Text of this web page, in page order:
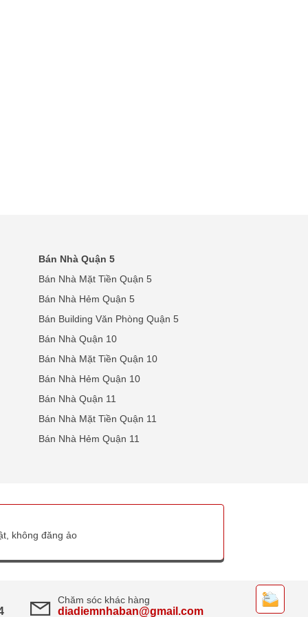
Bán Nhà Quận 5
Bán Nhà Mặt Tiền Quận 5
Bán Nhà Hẻm Quận 5
Bán Building Văn Phòng Quận 5
Bán Nhà Quận 10
Bán Nhà Mặt Tiền Quận 10
Bán Nhà Hẻm Quận 10
Bán Nhà Quận 11
Bán Nhà Mặt Tiền Quận 11
Bán Nhà Hẻm Quận 11
không đăng ảo
Chăm sóc khác hàng
diadiemnhaban@gmail.com